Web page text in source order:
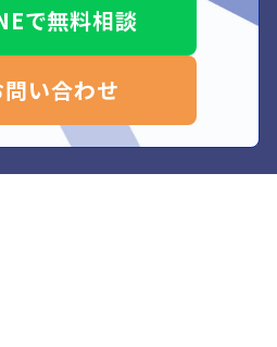
で無料相談
問い合わせ